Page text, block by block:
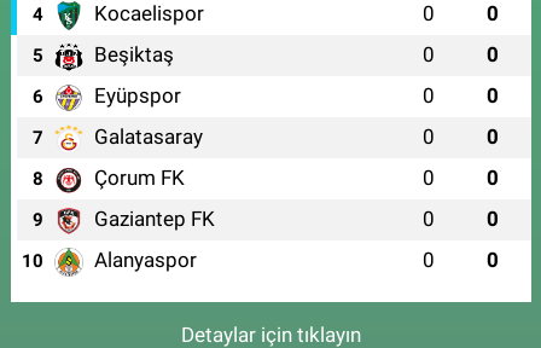
4 Kocaelispor 0 0
5 Beşiktaş 0 0
6 Eyüpspor 0 0
7 Galatasaray 0 0
8 Çorum FK 0 0
9 Gaziantep FK 0 0
10 Alanyaspor 0 0
Detaylar için tıklayın